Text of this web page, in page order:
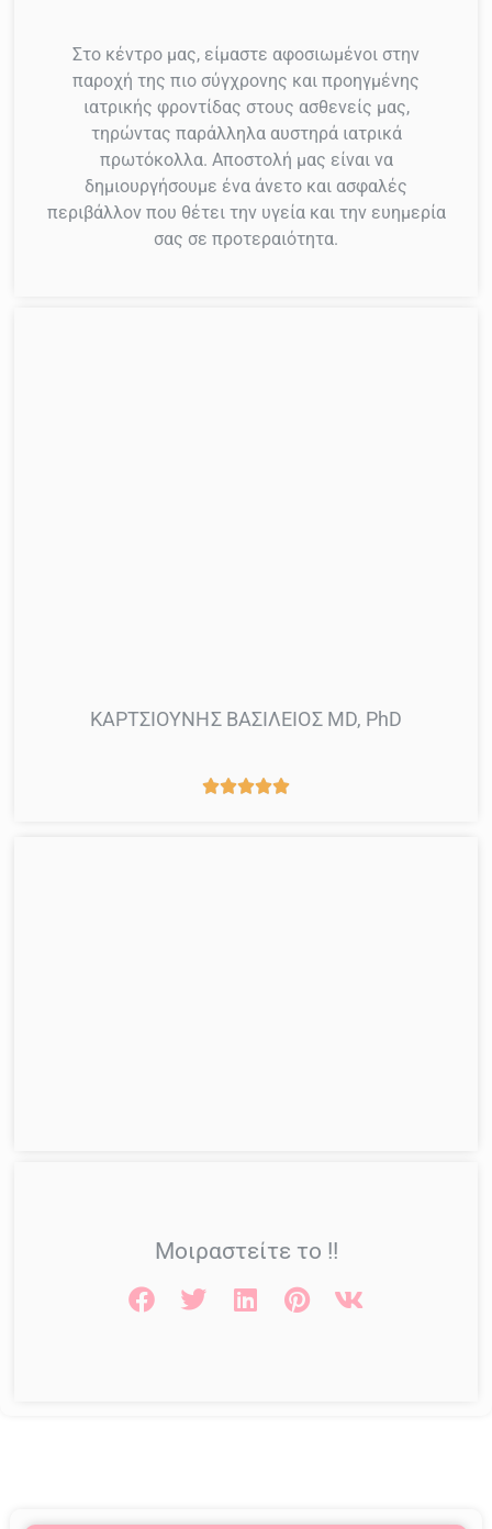
Στο κέντρο μας, είμαστε αφοσιωμένοι στην
παροχή της πιο σύγχρονης και προηγμένης
ιατρικής φροντίδας στους ασθενείς μας,
τηρώντας παράλληλα αυστηρά ιατρικά
πρωτόκολλα. Αποστολή μας είναι να
δημιουργήσουμε ένα άνετο και ασφαλές
περιβάλλον που θέτει την υγεία και την ευημερία
σας σε προτεραιότητα.
ΚΑΡΤΣΙΟΥΝΗΣ ΒΑΣΙΛΕΙΟΣ MD, PhD

Μοιραστείτε το !!